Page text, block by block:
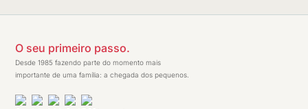
O seu primeiro passo.
Desde 1985 fazendo parte do momento mais
importante de uma família: a chegada dos pequenos.